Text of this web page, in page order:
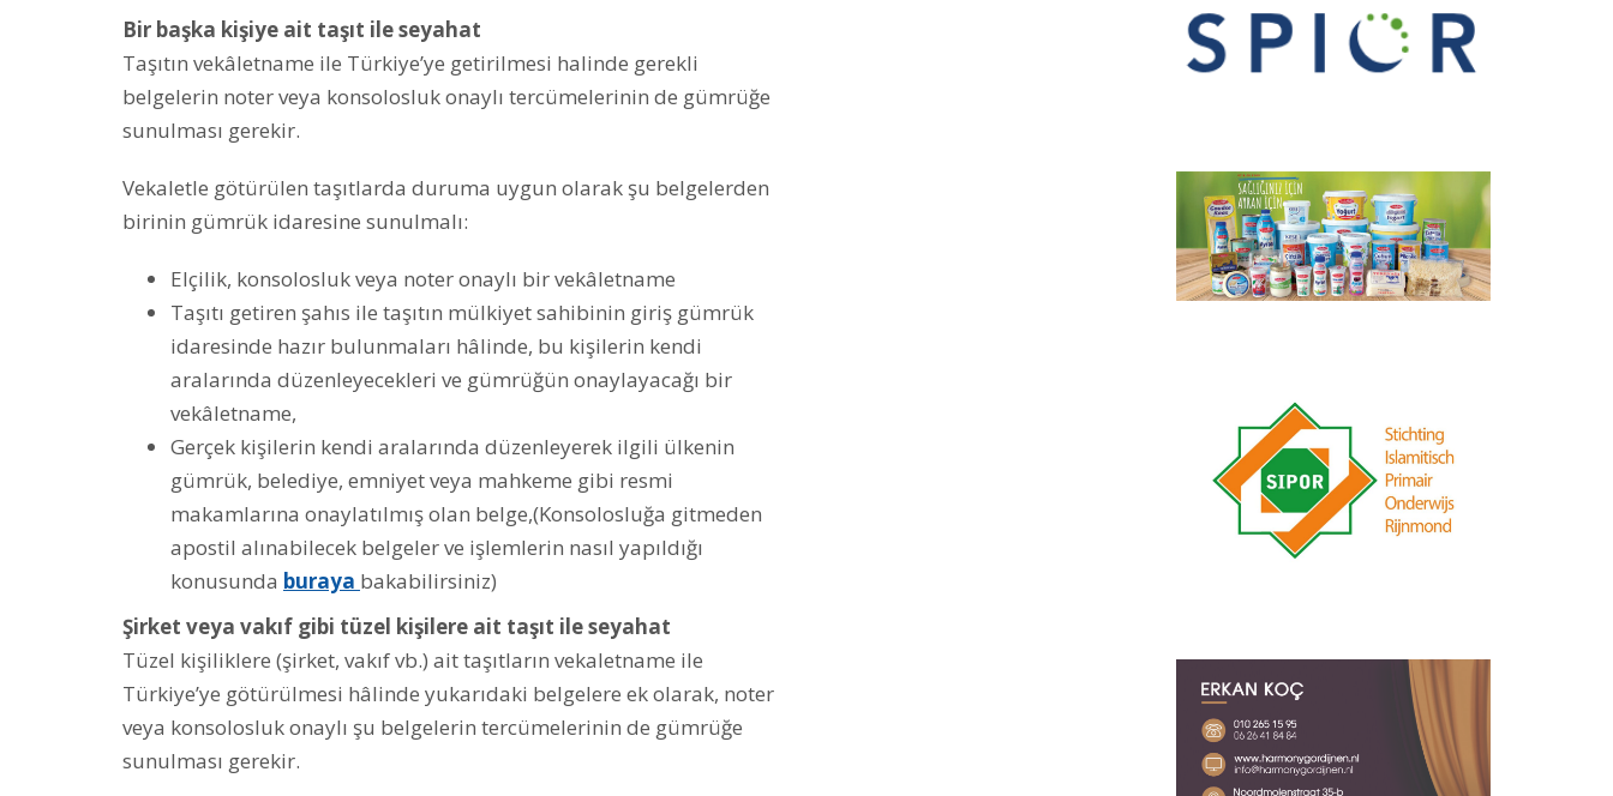
Bir başka kişiye ait taşıt ile seyahat
Taşıtın vekâletname ile Türkiye’ye getirilmesi halinde gerekli
belgelerin noter veya konsolosluk onaylı tercümelerinin de gümrüğe
sunulması gerekir.
Vekaletle götürülen taşıtlarda duruma uygun olarak şu belgelerden
birinin gümrük idaresine sunulmalı:
Elçilik, konsolosluk veya noter onaylı bir vekâletname
Taşıtı getiren şahıs ile taşıtın mülkiyet sahibinin giriş gümrük
idaresinde hazır bulunmaları hâlinde, bu kişilerin kendi
aralarında düzenleyecekleri ve gümrüğün onaylayacağı bir
vekâletname,
Gerçek kişilerin kendi aralarında düzenleyerek ilgili ülkenin
gümrük, belediye, emniyet veya mahkeme gibi resmi
makamlarına onaylatılmış olan belge,(Konsolosluğa gitmeden
apostil alınabilecek belgeler ve işlemlerin nasıl yapıldığı
konusunda buraya bakabilirsiniz)
Şirket veya vakıf gibi tüzel kişilere ait taşıt ile seyahat
Tüzel kişiliklere (şirket, vakıf vb.) ait taşıtların vekaletname ile
Türkiye’ye götürülmesi hâlinde yukarıdaki belgelere ek olarak, noter
veya konsolosluk onaylı şu belgelerin tercümelerinin de gümrüğe
sunulması gerekir.